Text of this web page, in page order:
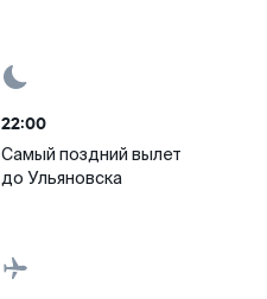
22:00
Самый поздний вылет
до Ульяновска